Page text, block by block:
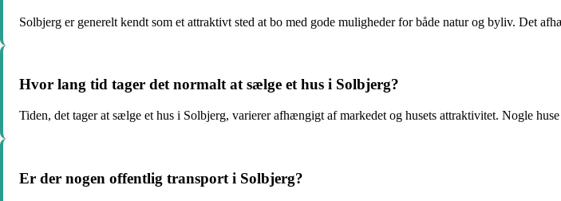
Solbjerg er generelt kendt som et attraktivt sted at bo med gode muligheder for både natur og byliv. Det
Hvor lang tid tager det normalt at sælge et hus i Solbjerg?
Tiden, det tager at sælge et hus i Solbjerg, varierer afhængigt af markedet og husets attraktivitet. Nogle
Er der nogen offentlig transport i Solbjerg?